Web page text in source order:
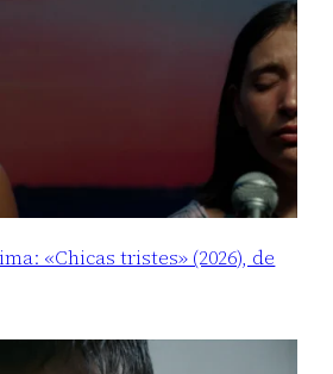
«Chicas tristes» (2026), de